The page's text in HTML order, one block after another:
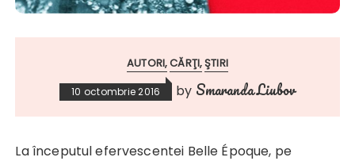
AUTORI CĂRŢI ŞTIRI
10 octombrie 2016 by Smaranda Liubov
La începutul efervescentei Belle Époque, pe